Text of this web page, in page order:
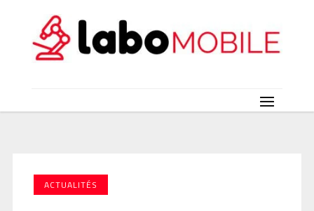
ACTUALITÉS